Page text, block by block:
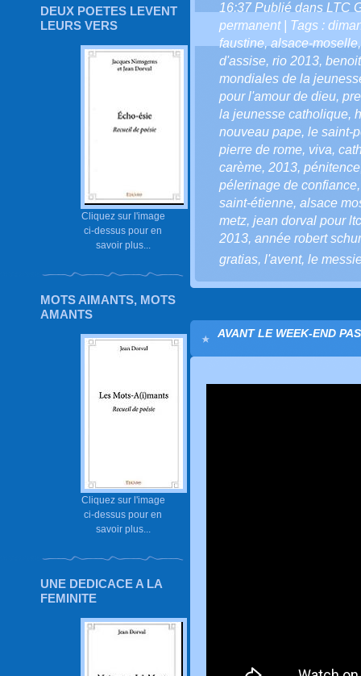
DEUX POETES LEVENT
LEURS VERS
Cliquez sur l'image
ci-dessus pour en
savoir plus...
MOTS AIMANTS, MOTS
AMANTS
Cliquez sur l'image
ci-dessus pour en
savoir plus...
UNE DEDICACE A LA
FEMINITE
16:37 Publié dans LTC
permanent| Tags :
faustine,alsace-moselle
d'assise, rio 2013,
mondiales de la
pour l'amour de dieu,
la jeunesse catholique,
nouveau pape, le saint-
pierre de rome, viva,
carème, 2013, pénitence
pélerinage de confiance
saint-étienne, alsace
metz, jean dorval pour
2013, année robert
gratias, l'avent, le
AVANT LE WEEK-END